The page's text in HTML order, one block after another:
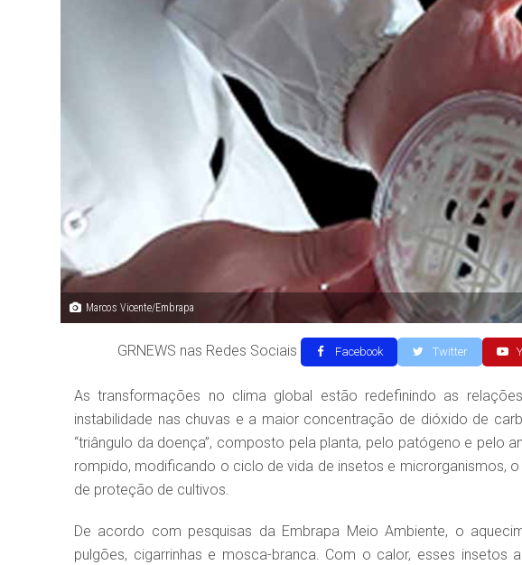
Marcos Vicente/Embrapa
GRNEWS nas Redes Sociais Facebook Twitter
As transformações no clima global estão redefinindo as
instabilidade nas chuvas e a maior concentração de dióxido de
“triângulo da doença”, composto pela planta, pelo patógeno e pelo
rompido, modificando o ciclo de vida de insetos e microrganismos,
de proteção de cultivos.
De acordo com pesquisas da Embrapa Meio Ambiente, o
pulgões, cigarrinhas e mosca-branca. Com o calor, esses